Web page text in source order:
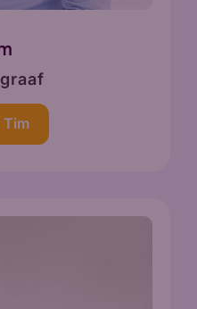
Tim